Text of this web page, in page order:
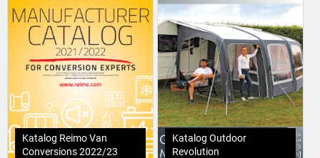
Katalog Reimo Van
Conversions 2022/23
Katalog Outdoor
Revolution